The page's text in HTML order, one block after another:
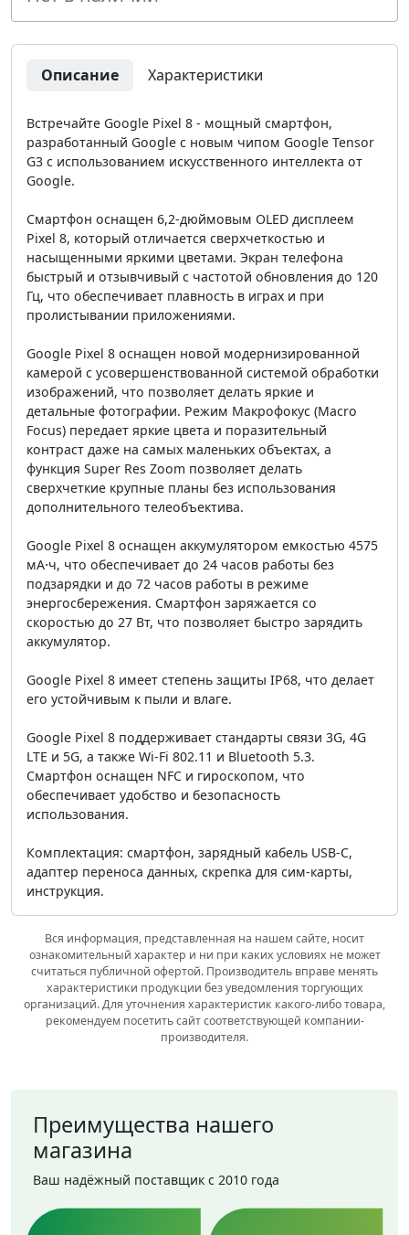
Описание Характеристики
Встречайте Google Pixel 8 - мощный смартфон,
разработанный Google с новым чипом Google Tensor
G3 с использованием искусственного интеллекта от
Google.
Смартфон оснащен 6,2-дюймовым OLED дисплеем
Pixel 8, который отличается сверхчеткостью и
насыщенными яркими цветами. Экран телефона
быстрый и отзывчивый с частотой обновления до 120
Гц, что обеспечивает плавность в играх и при
пролистывании приложениями.
Google Pixel 8 оснащен новой модернизированной
камерой с усовершенствованной системой обработки
изображений, что позволяет делать яркие и
детальные фотографии. Режим Макрофокус (Macro
Focus) передает яркие цвета и поразительный
контраст даже на самых маленьких объектах, а
функция Super Res Zoom позволяет делать
сверхчеткие крупные планы без использования
дополнительного телеобъектива.
Google Pixel 8 оснащен аккумулятором емкостью 4575
мА⋅ч, что обеспечивает до 24 часов работы без
подзарядки и до 72 часов работы в режиме
энергосбережения. Смартфон заряжается со
скоростью до 27 Вт, что позволяет быстро зарядить
аккумулятор.
Google Pixel 8 имеет степень защиты IP68, что делает
его устойчивым к пыли и влаге.
Google Pixel 8 поддерживает стандарты связи 3G, 4G
LTE и 5G, а также Wi-Fi 802.11 и Bluetooth 5.3.
Смартфон оснащен NFC и гироскопом, что
обеспечивает удобство и безопасность
использования.
Комплектация: смартфон, зарядный кабель USB-C,
адаптер переноса данных, скрепка для сим-карты,
инструкция.
Вся информация, представленная на нашем сайте, носит
ознакомительный характер и ни при каких условиях не может
считаться публичной офертой. Производитель вправе менять
характеристики продукции без уведомления торгующих
организаций. Для уточнения характеристик какого-либо товара,
рекомендуем посетить сайт соответствующей компании-
производителя.
Преимущества нашего
магазина
Ваш надёжный поставщик с 2010 года